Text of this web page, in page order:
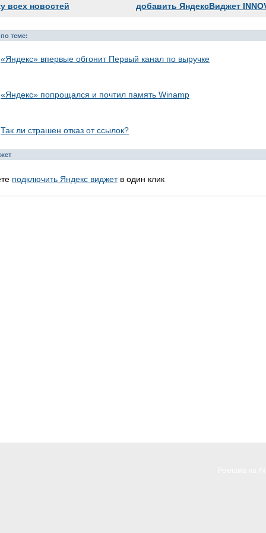
всех новостей добавить ЯндексВиджет
теме:
«Яндекс» впервые обгонит Первый канал по выручке
«Яндекс» попрощался и почтил память Winamp
Так ли страшен отказ от ссылок?
подключить Яндекс виджетв один клик